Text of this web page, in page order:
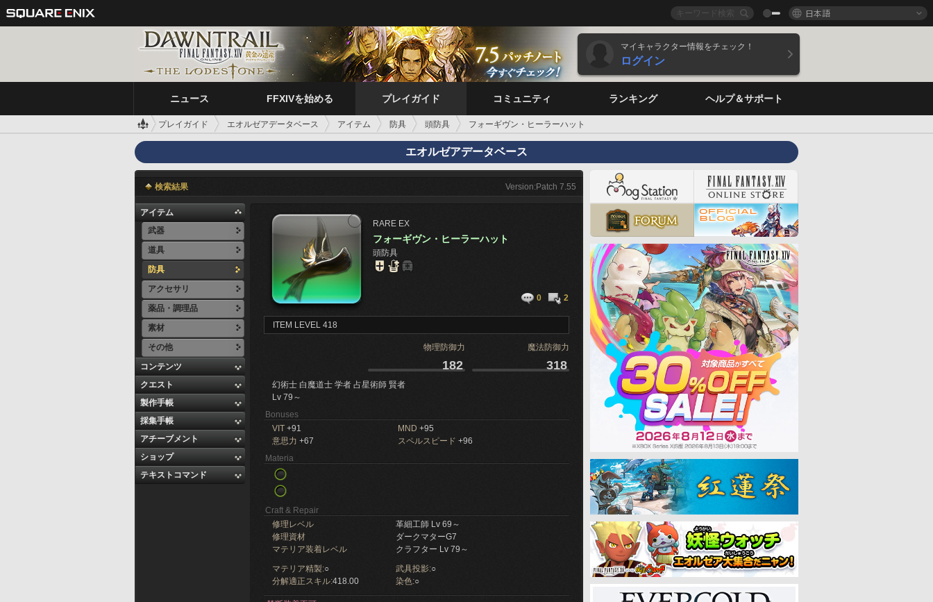
日本語
マイキャラクター情報をチェック！
ログイン
ニュース FFXIVを始める プレイガイド コミュニティ ランキング ヘルプ＆サポート
プレイガイド エオルゼアデータベース アイテム 防具 頭防具 フォーギヴン・ヒーラーハット
エオルゼアデータベース
検索結果 Version:Patch 7.55
アイテム
武器
道具
防具
アクセサリ
薬品・調理品
素材
その他
コンテンツ
クエスト
製作手帳
採集手帳
アチーブメント
ショップ
テキストコマンド
RARE EX
フォーギヴン・ヒーラーハット
頭防具
0 2
ITEM LEVEL 418
物理防御力 魔法防御力
182 318
幻術士 白魔道士 学者 占星術師 賢者
Lv 79～
Bonuses
VIT +91 MND +95
意思力 +67 スペルスピード +96
Materia
Craft & Repair
修理レベル
革細工師 Lv 69～
修理資材
ダークマターG7
マテリア装着レベル
クラフター Lv 79～
マテリア精製:○ 武具投影:○
分解適正スキル:418.00 染色:○